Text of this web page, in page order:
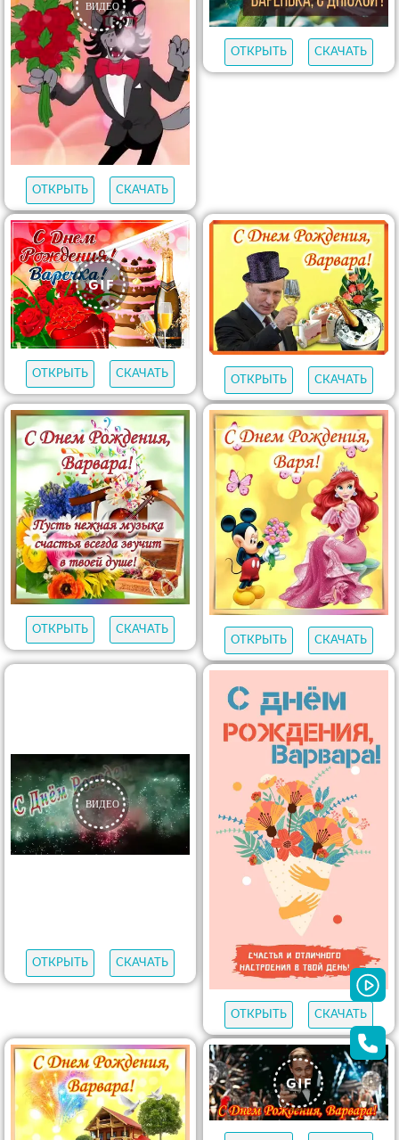
ОТКРЫТЬ СКАЧАТЬ
ОТКРЫТЬ СКАЧАТЬ
ОТКРЫТЬ СКАЧАТЬ
ОТКРЫТЬ СКАЧАТЬ
ОТКРЫТЬ
СКАЧАТЬ
ОТКРЫТЬ
СКАЧАТЬ
ОТКРЫТЬ СКАЧАТЬ
ОТКРЫТЬ СКАЧАТЬ